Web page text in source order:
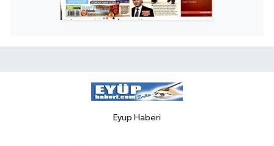
Eyup Haberi